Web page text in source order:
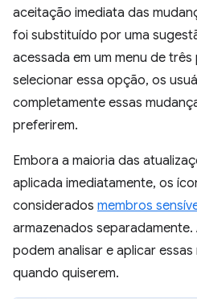
aceitação imediata das
foi substituído por uma
acessada em um menu de
selecionar essa opção, os
completamente essas
preferirem.
Embora a maioria das
aplicada imediatamente, os
considerados membros
armazenados separadamente.
podem analisar e aplicar
quando quiserem.